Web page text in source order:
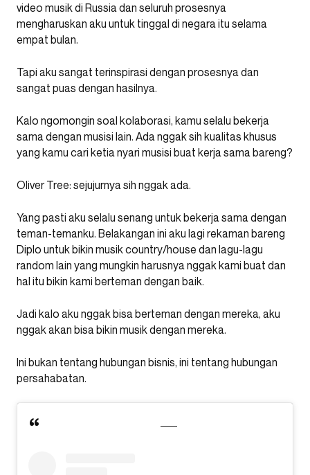
video musik di Russia dan seluruh prosesnya
mengharuskan aku untuk tinggal di negara itu selama
empat bulan.
Tapi aku sangat terinspirasi dengan prosesnya dan
sangat puas dengan hasilnya.
Kalo ngomongin soal kolaborasi, kamu selalu bekerja
sama dengan musisi lain. Ada nggak sih kualitas khusus
yang kamu cari ketia nyari musisi buat kerja sama bareng?
Oliver Tree: sejujurnya sih nggak ada.
Yang pasti aku selalu senang untuk bekerja sama dengan
teman-temanku. Belakangan ini aku lagi rekaman bareng
Diplo untuk bikin musik country/house dan lagu-lagu
random lain yang mungkin harusnya nggak kami buat dan
hal itu bikin kami berteman dengan baik.
Jadi kalo aku nggak bisa berteman dengan mereka, aku
nggak akan bisa bikin musik dengan mereka.
Ini bukan tentang hubungan bisnis, ini tentang hubungan
persahabatan.